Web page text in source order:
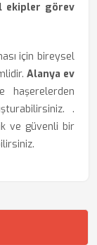
ekipler görev
için bireysel
Alanya ev
haşerelerden
.
ve güvenli bir